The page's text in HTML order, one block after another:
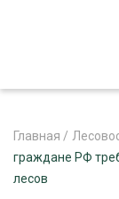
ЖУРНАЛ
Главная /
граждане РФ
лесов